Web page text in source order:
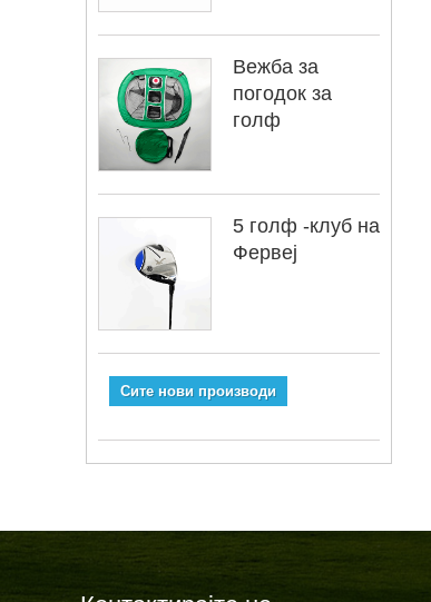
Вежба за
погодок за
голф
5 голф -клуб на
Фервеј
Сите нови производи